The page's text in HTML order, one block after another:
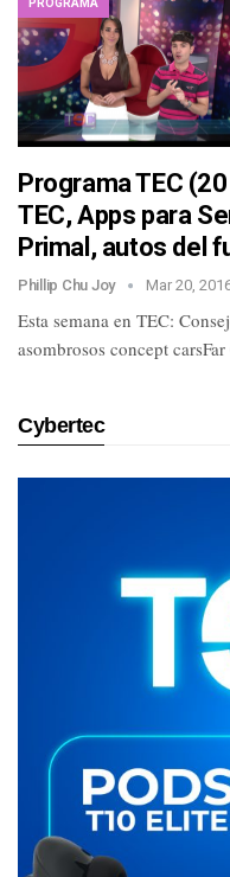
PROGRAMA
Programa TEC
TEC, Apps para
Primal, autos del
Phillip Chu Joy Mar 20,
Esta semana en TEC:
asombrosos concept
Cybertec